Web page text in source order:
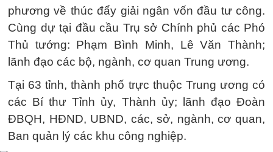
phương về thúc đẩy giải ngân vốn đầu tư công.
Cùng dự tại đầu cầu Trụ sở Chính phủ các Phó
Thủ tướng: Phạm Bình Minh, Lê Văn Thành;
lãnh đạo các bộ, ngành, cơ quan Trung ương.
Tại 63 tỉnh, thành phố trực thuộc Trung ương có
các Bí thư Tỉnh ủy, Thành ủy; lãnh đạo Đoàn
ĐBQH, HĐND, UBND, các, sở, ngành, cơ quan,
Ban quản lý các khu công nghiệp.